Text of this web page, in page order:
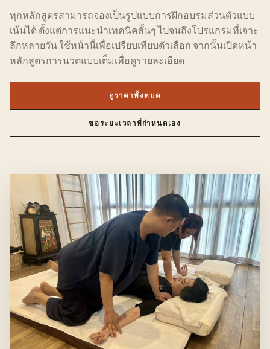
ทุกหลักสูตรสามารถจองเป็นรูปแบบการฝึกอบรมส่วนตัวแบบ
เน้นได้ ตั้งแต่การแนะนำเทคนิคสั้นๆ ไปจนถึงโปรแกรมที่เจาะ
ลึกหลายวัน ใช้หน้านี้เพื่อเปรียบเทียบตัวเลือก จากนั้นเปิดหน้า
หลักสูตรการนวดแบบเต็มเพื่อดูรายละเอียด
ดูราคาทั้งหมด
ขอระยะเวลาที่กำหนดเอง